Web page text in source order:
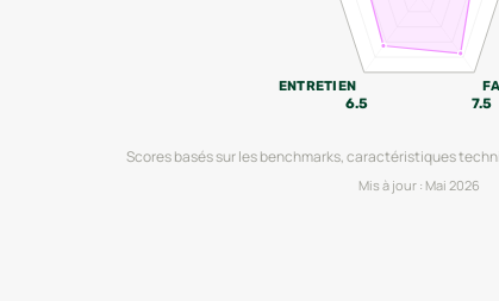
7.5
ENTRETIEN
6.5
Scores basés sur les benchmarks, caractéristiques
Mis à jour : Mai 2026